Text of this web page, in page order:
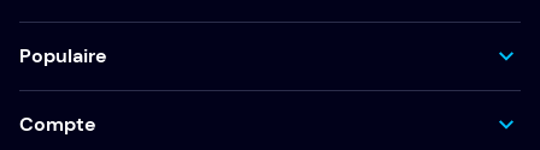
Populaire
Compte